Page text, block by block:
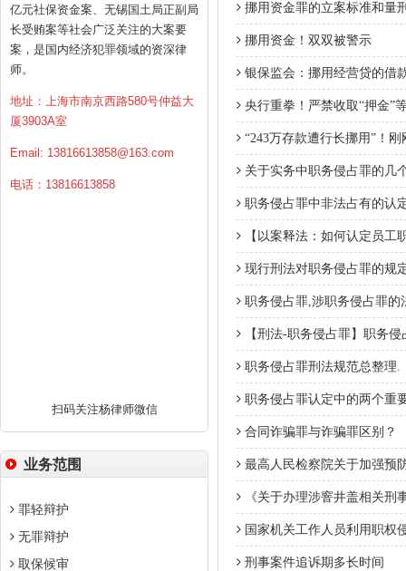
亿元社保资金案、无锡国土局正副局
长受贿案等社会广泛关注的大案要
案，是国内经济犯罪领域的资深律
师。
地址：上海市南京西路580号仲益大
厦3903A室
Email: 13816613858@163.com
电话：13816613858
扫码关注杨律师微信
业务范围
罪轻辩护
无罪辩护
取保候审
挪用资金罪的立案标准和量
挪用资金！双双被警示
银保监会：挪用经营贷的借
央行重拳！严禁收取“押金”
“243万存款遭行长挪用”！
关于实务中职务侵占罪的几
职务侵占罪中非法占有的认
【以案释法：如何认定员工
现行刑法对职务侵占罪的规
职务侵占罪,涉职务侵占罪的
【刑法-职务侵占罪】职务
职务侵占罪刑法规范总整理.
职务侵占罪认定中的两个重
合同诈骗罪与诈骗罪区别？
最高人民检察院关于加强预
《关于办理涉窨井盖相关刑
国家机关工作人员利用职权
刑事案件追诉期多长时间